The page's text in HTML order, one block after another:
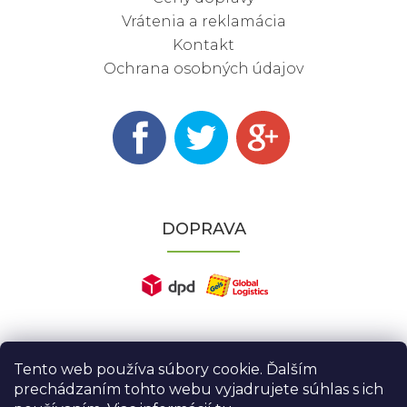
Tento web používa súbory cookie. Ďalším
prechádzaním tohto webu vyjadrujete súhlas s ich
Vrátenia a reklamácia
Kontakt
Ochrana osobných údajov
DOPRAVA